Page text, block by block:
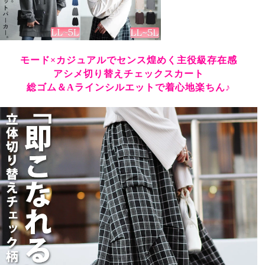
モード×カジュアルでセンス煌めく主役級存在感
アシメ切り替えチェックスカート
総ゴム＆Aラインシルエットで着心地楽ちん♪